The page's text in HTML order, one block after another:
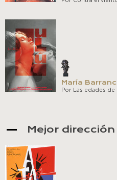
María
Por Las edades de
Mejor